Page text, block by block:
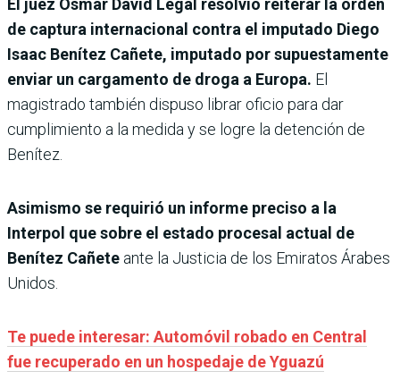
El juez Osmar David Legal resolvió reiterar la orden
de captura internacional contra el imputado Diego
Isaac Benítez Cañete, imputado por supuestamente
enviar un cargamento de droga a Europa. El
magistrado también dispuso librar oficio para dar
cumplimiento a la medida y se logre la detención de
Benítez.
Asimismo se requirió un informe preciso a la
Interpol que sobre el estado procesal actual de
Benítez Cañete ante la Justicia de los Emiratos Árabes
Unidos.
Te puede interesar: Automóvil robado en Central
fue recuperado en un hospedaje de Yguazú